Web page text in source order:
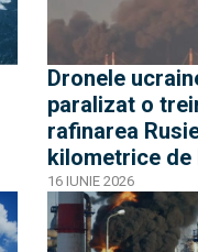
Dronele
paralizat o
rafinarea
kilometrice de
benzinării aduc
de România
16 IUNIE 2026